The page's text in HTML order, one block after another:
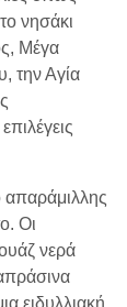
νησάκι
Μέγα
την Αγία
απαράμιλλης
Οι
νερά
ειδυλλιακή